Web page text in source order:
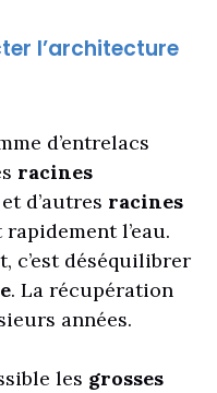
l’architecture
d’entrelacs
racines
d’autres racines
l’eau.
c’est déséquilibrer
. La récupération
années.
les grosses